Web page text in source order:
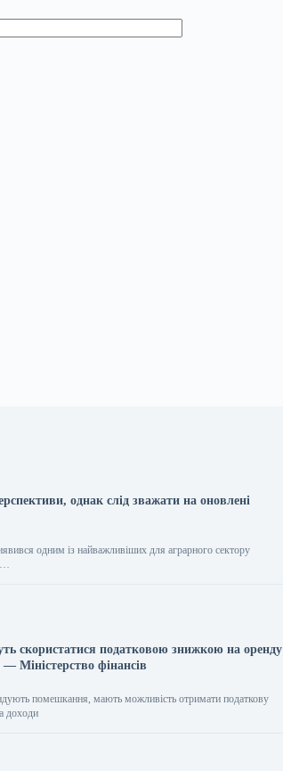
однак слід зважати на оновлені
одним із найважливіших для аграрного сектору
скористатися податковою знижкою на оренду
Міністерство фінансів
помешкання, мають можливість отримати податкову
доходи